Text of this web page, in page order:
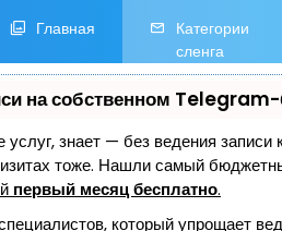
Главная
Категории
сленга
на собственном
услуг, знает — без ведения
тоже. Нашли самый
первый месяц бесплатно.
который упрощает